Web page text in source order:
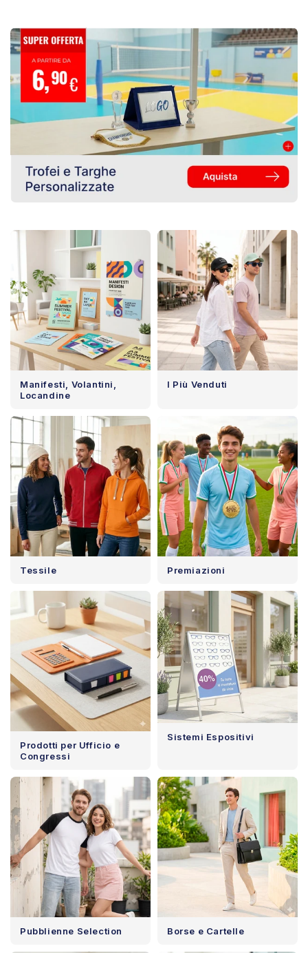
Manifesti, Volantini,
Locandine
I Più Venduti
Tessile Premiazioni
Prodotti per Ufficio e
Congressi
Sistemi Espositivi
Pubblienne Selection Borse e Cartelle